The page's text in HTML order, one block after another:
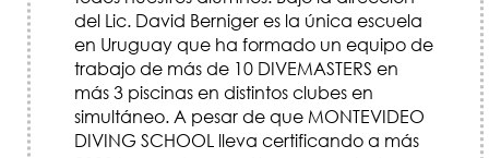
del Lic. David Berniger es la única escuela
en Uruguay que ha formado un equipo de
trabajo de más de 10 DIVEMASTERS en
más 3 piscinas en distintos clubes en
simultáneo. A pesar de que MONTEVIDEO
DIVING SCHOOL lleva certificando a más